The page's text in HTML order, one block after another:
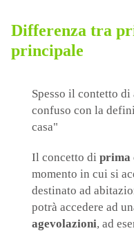
Differenza tra
principale
Spesso il contetto di
confuso con la
casa"
Il concetto di prima
momento in cui si
destinato ad
potrà accedere ad
agevolazioni, ad